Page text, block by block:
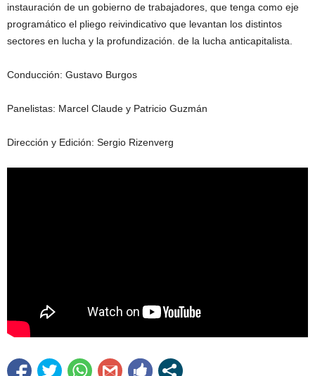
instauración de un gobierno de trabajadores, que tenga como eje
programático el pliego reivindicativo que levantan los distintos
sectores en lucha y la profundización. de la lucha anticapitalista.
Conducción: Gustavo Burgos
Panelistas: Marcel Claude y Patricio Guzmán
Dirección y Edición: Sergio Rizenverg